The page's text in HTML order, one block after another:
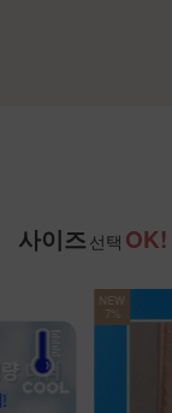
사이즈 선택 OK!
NEW
7%